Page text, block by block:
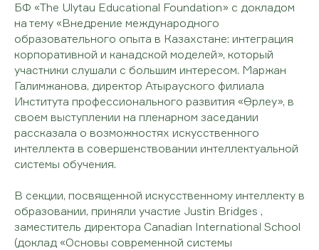
БФ «The Ulytau Educational Foundation» с докладом
на тему «Внедрение международного
образовательного опыта в Казахстане: интеграция
корпоративной и канадской моделей», который
участники слушали с большим интересом. Маржан
Галимжанова, директор Атырауского филиала
Института профессионального развития «Өрлеу», в
своем выступлении на пленарном заседании
рассказала о возможностях искусственного
интеллекта в совершенствовании интеллектуальной
системы обучения.
В секции, посвященной искусственному интеллекту в
образовании, приняли участие Justin Bridges ,
заместитель директора Canadian International School
(доклад «Основы современной системы